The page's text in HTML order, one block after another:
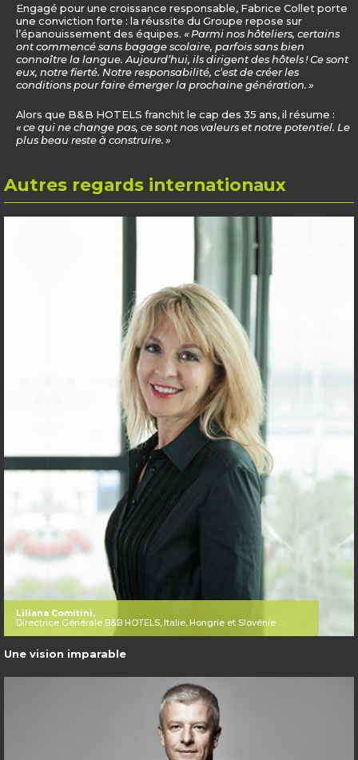
Engagé pour une croissance responsable, Fabrice Collet porte
une conviction forte : la réussite du Groupe repose sur
l’épanouissement des équipes. « Parmi nos hôteliers, certains
ont commencé sans bagage scolaire, parfois sans bien
connaître la langue. Aujourd’hui, ils dirigent des hôtels ! Ce sont
eux, notre fierté. Notre responsabilité, c’est de créer les
conditions pour faire émerger la prochaine génération. »
Alors que B&B HOTELS franchit le cap des 35 ans, il résume :
« ce qui ne change pas, ce sont nos valeurs et notre potentiel. Le
plus beau reste à construire. »
Autres regards internationaux
Une vision imparable
Liliana Comitini,
Directrice Générale B&B HOTELS, Italie, Hongrie et Slovénie